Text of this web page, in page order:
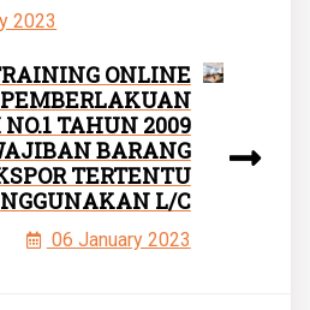
2023
ONLINE
TAHUN 2009
BARANG
TERTENTU
L/C
06 January 2023